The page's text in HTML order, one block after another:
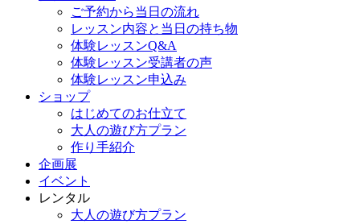
ご予約から当日の流れ
レッスン内容と当日の持ち物
体験レッスンQ&A
体験レッスン受講者の声
体験レッスン申込み
ショップ
はじめてのお仕立て
大人の遊び方プラン
作り手紹介
企画展
イベント
レンタル
大人の遊び方プラン